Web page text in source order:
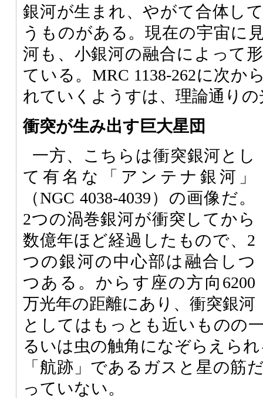
銀河が生まれ、やがて合体し
うものがある。現在の宇宙に
河も、小銀河の融合によって
ている。MRC 1138-262に次か
れていくようすは、理論通り
衝突が生み出す巨大星団
一方、こちらは衝突銀河とし
て有名な「アンテナ銀河」
（NGC 4038-4039）の画像だ。
2つの渦巻銀河が衝突してから
数億年ほど経過したもので、2
つの銀河の中心部は融合しつ
つある。からす座の方向6200
万光年の距離にあり、衝突銀河
としてはもっとも近いものの
るいは虫の触角になぞらえら
「航跡」であるガスと星の筋
っていない。